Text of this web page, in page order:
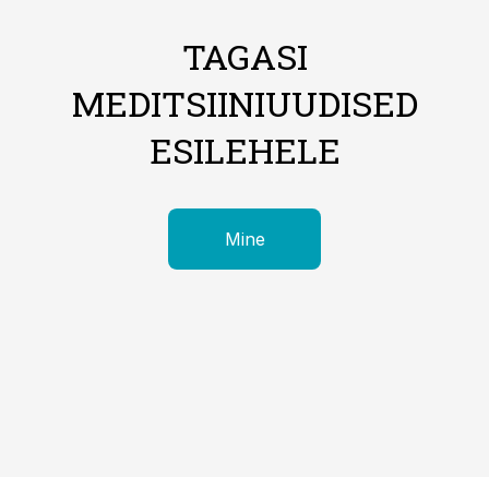
TAGASI
MEDITSIINIUUDISED
ESILEHELE
Mine